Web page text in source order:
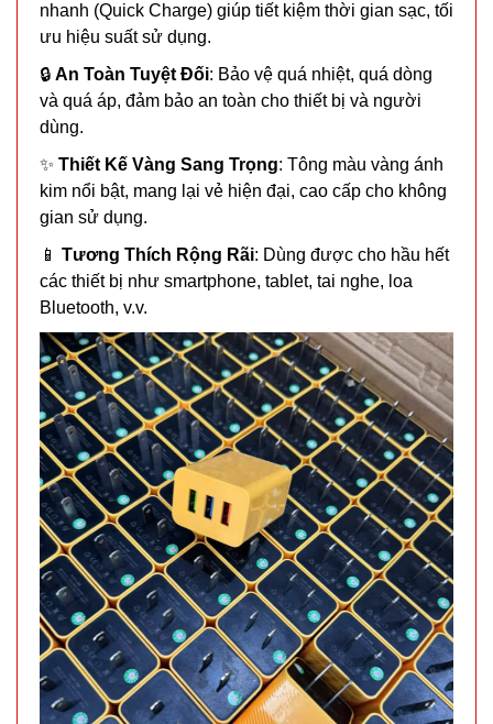
nhanh (Quick Charge) giúp tiết kiệm thời gian sạc, tối
ưu hiệu suất sử dụng.
🔒 An Toàn Tuyệt Đối: Bảo vệ quá nhiệt, quá dòng
và quá áp, đảm bảo an toàn cho thiết bị và người
dùng.
✨ Thiết Kế Vàng Sang Trọng: Tông màu vàng ánh
kim nổi bật, mang lại vẻ hiện đại, cao cấp cho không
gian sử dụng.
📱 Tương Thích Rộng Rãi: Dùng được cho hầu hết
các thiết bị như smartphone, tablet, tai nghe, loa
Bluetooth, v.v.